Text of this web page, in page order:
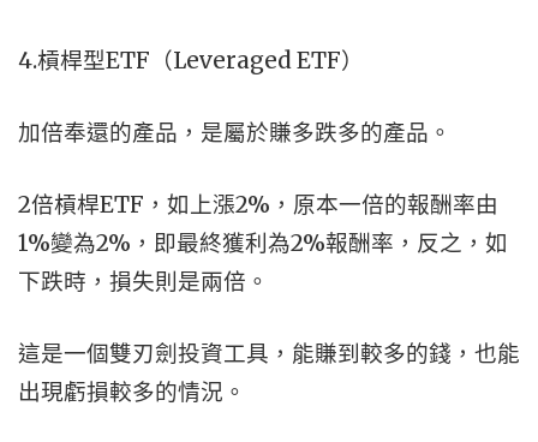
4.槓桿型ETF（Leveraged ETF）
加倍奉還的產品，是屬於賺多跌多的產品。
2倍槓桿ETF，如上漲2%，原本一倍的報酬率由
1%變為2%，即最終獲利為2%報酬率，反之，如
下跌時，損失則是兩倍。
這是一個雙刃劍投資工具，能賺到較多的錢，也能
出現虧損較多的情況。